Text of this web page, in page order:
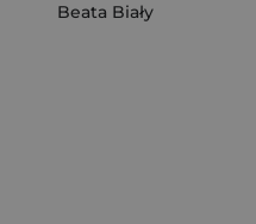
Beata Biały